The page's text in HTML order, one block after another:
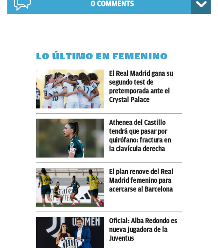
0 COMMENTS
LO ÚLTIMO EN FEMENINO
El Real Madrid gana su
segundo test de
pretemporada ante el
Crystal Palace
Athenea del Castillo
tendrá que pasar por
quirófano: fractura en
la clavícula derecha
El plan renove del Real
Madrid femenino para
acercarse al Barcelona
Oficial: Alba Redondo es
nueva jugadora de la
Juventus